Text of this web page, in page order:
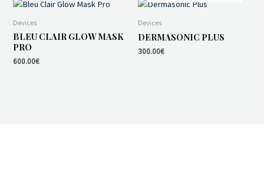
Devices
BLEU CLAIR GLOW MASK
PRO
600.00€
Devices
DERMASONIC PLUS
300.00€